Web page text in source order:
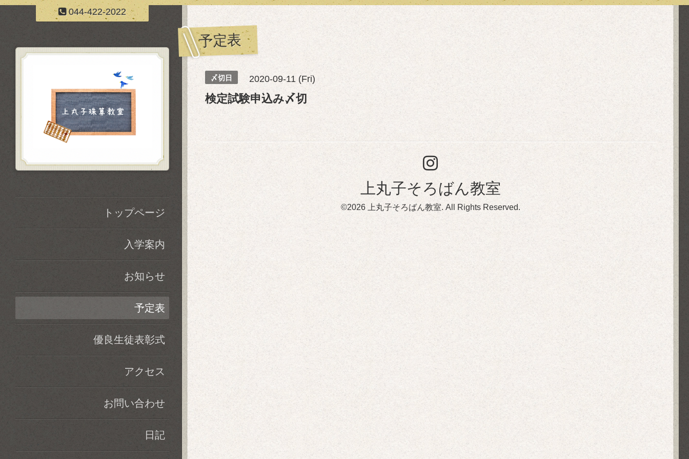
044-422-2022
予定表
〆切日 2020-09-11 (Fri)
検定試験申込み〆切
上丸子そろばん教室
©2026 上丸子そろばん教室. All Rights Reserved.
トップページ
入学案内
お知らせ
予定表
優良生徒表彰式
アクセス
お問い合わせ
日記